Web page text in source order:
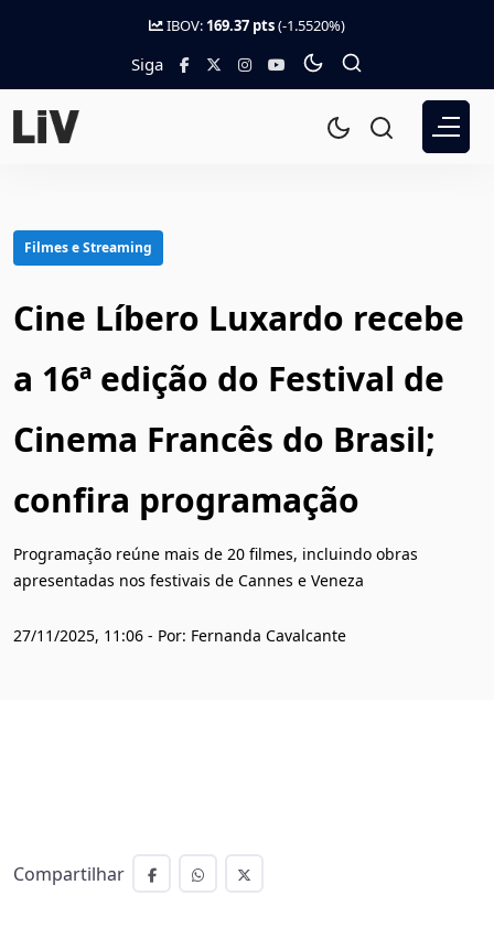
IBOV: 169.37 pts(-1.5520%)
Siga
Filmes e Streaming
Cine Líbero Luxardo recebe
a 16ª edição do Festival de
Cinema Francês do Brasil;
confira programação
Programação reúne mais de 20 filmes, incluindo obras
apresentadas nos festivais de Cannes e Veneza
27/11/2025, 11:06 - Por: Fernanda Cavalcante
Compartilhar